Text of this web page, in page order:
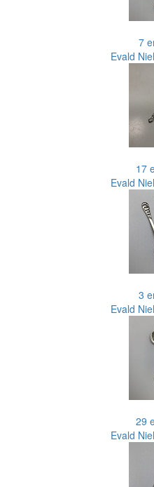
7
Evald
17
Evald
3
Evald
29
Evald